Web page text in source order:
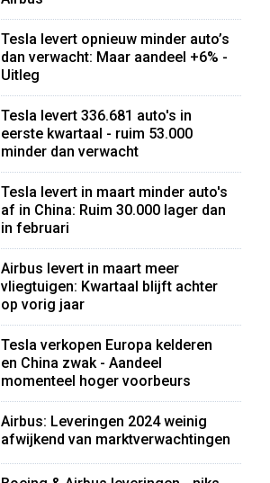
Tesla levert opnieuw minder auto’s
dan verwacht: Maar aandeel +6% -
Uitleg
Tesla levert 336.681 auto's in
eerste kwartaal - ruim 53.000
minder dan verwacht
Tesla levert in maart minder auto's
af in China: Ruim 30.000 lager dan
in februari
Airbus levert in maart meer
vliegtuigen: Kwartaal blijft achter
op vorig jaar
Tesla verkopen Europa kelderen
en China zwak - Aandeel
momenteel hoger voorbeurs
Airbus: Leveringen 2024 weinig
afwijkend van marktverwachtingen